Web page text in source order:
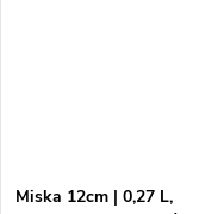
Miska 12cm | 0,27 L,